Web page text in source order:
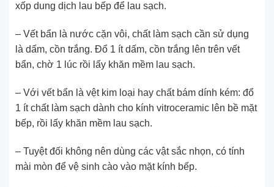
xốp dung dịch lau bếp để lau sạch.
– Vết bẩn là nước cặn vôi, chất làm sạch cần sử dụng
là dấm, cồn trắng. Đổ 1 ít dấm, cồn trắng lên trên vết
bẩn, chờ 1 lúc rồi lấy khăn mềm lau sạch.
– Với vết bẩn là vệt kim loại hay chất bám dính kém: đổ
1 ít chất làm sạch dành cho kính vitroceramic lên bề mặt
bếp, rồi lấy khăn mềm lau sạch.
– Tuyệt đối không nên dùng các vật sắc nhọn, có tính
mài mòn để vệ sinh cào vào mặt kính bếp.